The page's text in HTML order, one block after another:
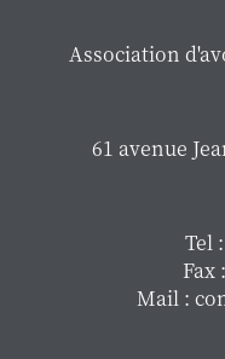
Association
61 avenue
Tel
Fax
Mail :